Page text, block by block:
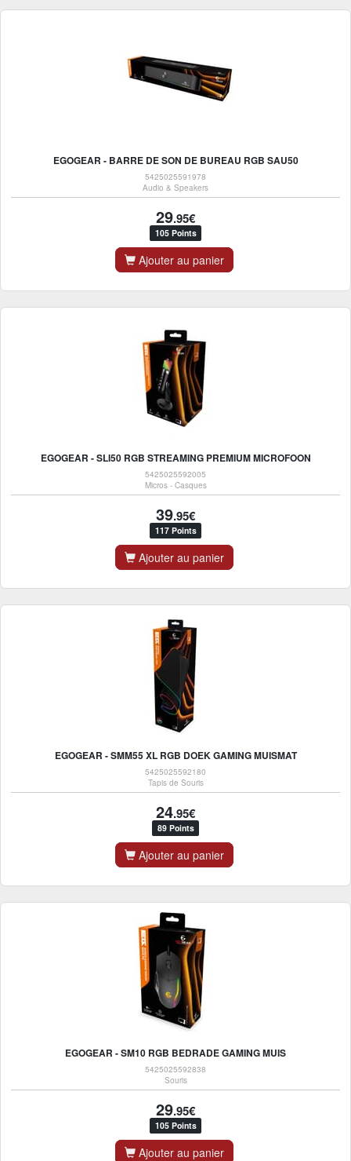
EGOGEAR - BARRE DE SON DE BUREAU RGB SAU50
5425025591978
Audio & Speakers
29.95€
105 Points
Ajouter au panier
EGOGEAR - SLI50 RGB STREAMING PREMIUM MICROFOON
5425025592005
Micros - Casques
39.95€
117 Points
Ajouter au panier
EGOGEAR - SMM55 XL RGB DOEK GAMING MUISMAT
5425025592180
Tapis de Souris
24.95€
89 Points
Ajouter au panier
EGOGEAR - SM10 RGB BEDRADE GAMING MUIS
5425025592838
Souris
29.95€
105 Points
Ajouter au panier